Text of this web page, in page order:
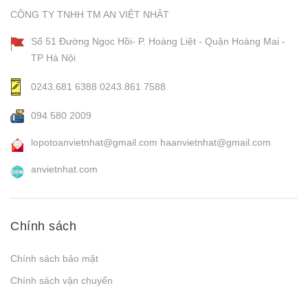
CÔNG TY TNHH TM AN VIỆT NHẬT
Số 51 Đường Ngọc Hồi- P. Hoàng Liệt - Quận Hoàng Mai -
TP Hà Nội
0243.681 6388 0243.861 7588
094 580 2009
lopotoanvietnhat@gmail.com haanvietnhat@gmail.com
anvietnhat.com
Chính sách
Chính sách bảo mật
Chính sách vận chuyển